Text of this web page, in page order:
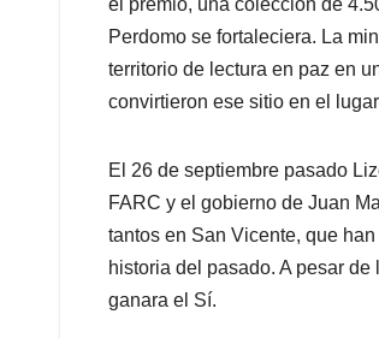
el premio, una colección de
Perdomo se fortaleciera. La
territorio de lectura en paz en
convirtieron ese sitio en el
El 26 de septiembre pasado
FARC y el gobierno de Juan
tantos en San Vicente, que
historia del pasado. A pesar
ganara el Sí.